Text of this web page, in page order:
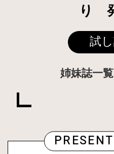
り
試
姉妹誌一